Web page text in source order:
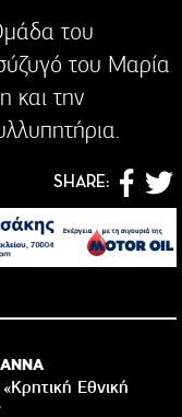
του
του Μαρία
και την
SHARE:
Εθνική